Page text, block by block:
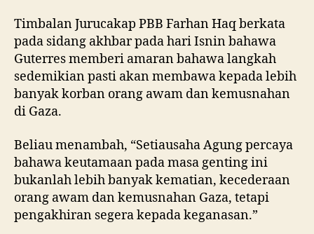
Timbalan Jurucakap PBB Farhan Haq berkata
pada sidang akhbar pada hari Isnin bahawa
Guterres memberi amaran bahawa langkah
sedemikian pasti akan membawa kepada lebih
banyak korban orang awam dan kemusnahan
di Gaza.
Beliau menambah, “Setiausaha Agung percaya
bahawa keutamaan pada masa genting ini
bukanlah lebih banyak kematian, kecederaan
orang awam dan kemusnahan Gaza, tetapi
pengakhiran segera kepada keganasan.”